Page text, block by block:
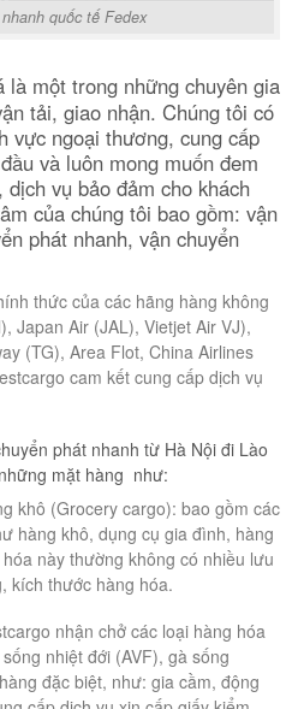
quốc tế Fedex
là một trong những chuyên gia
tải, giao nhận. Chúng tôi có
vực ngoại thương, cung cấp
và luôn mong muốn đem
vụ bảo đảm cho khách
của chúng tôi bao gồm: vận
phát nhanh, vận chuyển
thức của các hãng hàng không
Japan Air (JAL), Vietjet Air VJ),
(TG), Area Flot, China Airlines
cam kết cung cấp dịch vụ
phát nhanh từ Hà Nội đi Lào
mặt hàng như:
khô (Grocery cargo): bao gồm các
hàng khô, dụng cụ gia đình, hàng
này thường không có nhiều lưu
kích thước hàng hóa.
nhận chở các loại hàng hóa
nhiệt đới (AVF), gà sống
đặc biệt, như: gia cầm, động